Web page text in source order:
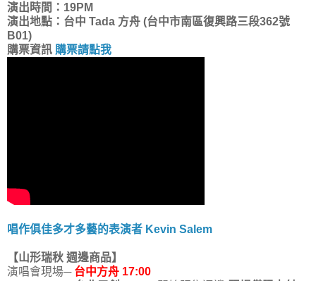
演出時間：19PM
演出地點：台中 Tada 方舟 (台中市南區復興路三段362號
B01)
購票資訊 購票請點我
唱作俱佳多才多藝的表演者 Kevin Salem
【山形瑞秋 週邊商品】
演唱會現場─ 台中方舟 17:00